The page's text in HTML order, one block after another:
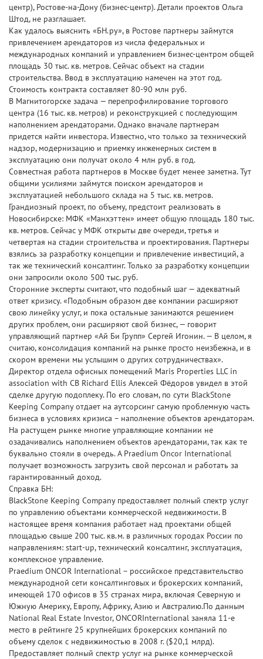
центр), Ростове-на-Дону (бизнес-центр). Детали проектов Ольга
Штод, не разглашает.
Как удалось выяснить «БН.ру», в Ростове партнеры займутся
привлечением арендаторов из числа федеральных и
международных компаний и управлением бизнес-центром общей
площадь 30 тыс. кв. метров. Сейчас объект на стадии
строительства. Ввод в эксплуатацию намечен на этот год.
Стоимость контракта составляет 80-90 млн руб.
В Магнитогорске задача — перепрофилирование торгового
центра (16 тыс. кв. метров) и реконструкцией с последующим
наполнением арендаторами. Однако вначале партнерам
придется найти инвестора. Известно, что только за технический
надзор, модернизацию и приемку инженерных систем в
эксплуатацию они получат около 4 млн руб. в год.
Совместная работа партнеров в Москве будет менее заметна. Тут
общими усилиями займутся поиском арендаторов и
эксплуатацией небольшого склада на 5 тыс. кв. метров.
Грандиозный проект, по объему, предстоит реализовать в
Новосибирске: МФК «Манхэттен» имеет общую площадь 180 тыс.
кв. метров. Сейчас у МФК открыты две очереди, третья и
четвертая на стадии строительства и проектирования. Партнеры
взялись за разработку концепции и привлечение инвестиций, а
так же технический консалтинг. Только за разработку концепции
они запросили около 500 тыс. руб.
Сторонние эксперты считают, что подобный шаг — адекватный
ответ кризису. «Подобным образом две компании расширяют
свою линейку услуг, и пока остальные занимаются решением
других проблем, они расширяют свой бизнес, — говорит
управляющий партнер «Ай Би Групп» Сергей Игонин. — В целом, я
считаю, консолидация компаний на рынке просто неизбежна, и в
скором времени мы услышим о других сотрудничествах».
Директор отдела офисных помещений Maris Properties LLC in
association with CB Richard Ellis Алексей Фёдоров увидел в этой
сделке другую подоплеку. По его словам, по сути BlackStone
Keeping Company отдает на аутсорсинг самую проблемную часть
бизнеса в условиях кризиса – наполнение объектов арендаторам.
На растущем рынке многие управляющие компании не
озадачивались наполнением объектов арендаторами, так как те
буквально стояли в очередь. А Praedium Oncor International
получает возможность загрузить свой персонал и работать за
гарантированный доход.
Справка БН:
BlackStone Keeping Company предоставляет полный спектр услуг
по управлению объектами коммерческой недвижимости. В
настоящее время компания работает над проектами общей
площадью свыше 200 тыс. кв.м. в различных городах России по
направлениям: start-up, технический консалтинг, эксплуатация,
комплексное управление.
Praedium ONCOR International – российское представительство
международной сети консалтинговых и брокерских компаний,
имеющей 170 офисов в 35 странах мира, включая Северную и
Южную Америку, Европу, Африку, Азию и Австралию.По данным
National Real Estate Investor, ONCORInternational заняла 11-е
место в рейтинге 25 крупнейших брокерских компаний по
объему сделок с недвижимостью в 2008 г. ($20,1 млрд).
Предоставляет полный спектр услуг на рынке коммерческой